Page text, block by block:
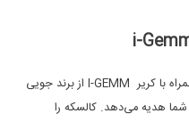
ست کالسکه مسافرتی Finiti برند جویی همراه با کریر I-GEMM از برند جویی
هدیه می‌دهد. کالسکه را